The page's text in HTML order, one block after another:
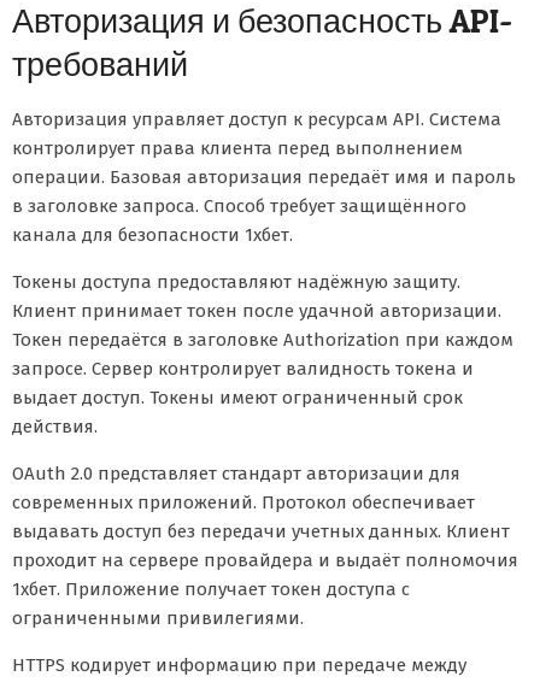
Авторизация и безопасность API-
требований
Авторизация управляет доступ к ресурсам API. Система
контролирует права клиента перед выполнением
операции. Базовая авторизация передаёт имя и пароль
в заголовке запроса. Способ требует защищённого
канала для безопасности 1хбет.
Токены доступа предоставляют надёжную защиту.
Клиент принимает токен после удачной авторизации.
Токен передаётся в заголовке Authorization при каждом
запросе. Сервер контролирует валидность токена и
выдает доступ. Токены имеют ограниченный срок
действия.
OAuth 2.0 представляет стандарт авторизации для
современных приложений. Протокол обеспечивает
выдавать доступ без передачи учетных данных. Клиент
проходит на сервере провайдера и выдаёт полномочия
1хбет. Приложение получает токен доступа с
ограниченными привилегиями.
HTTPS кодирует информацию при передаче между